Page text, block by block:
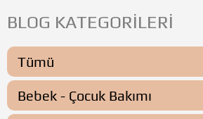
BLOG KATEGORİLERİ
Tümü
Bebek - Çocuk Bakımı